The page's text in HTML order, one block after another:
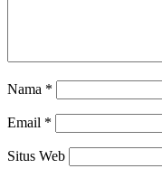
Nama *
Email *
Situs Web